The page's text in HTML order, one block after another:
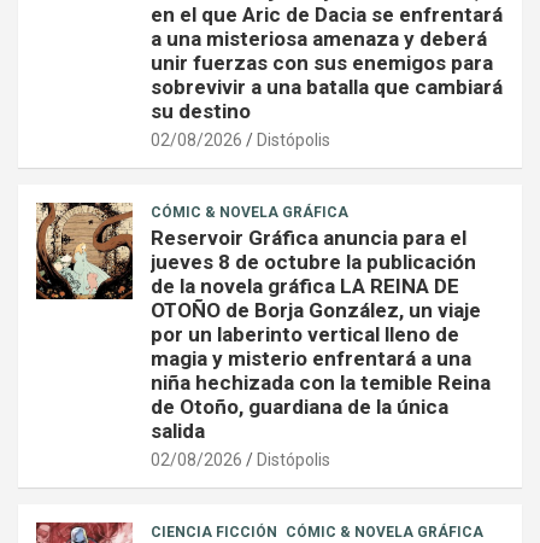
en el que Aric de Dacia se enfrentará
a una misteriosa amenaza y deberá
unir fuerzas con sus enemigos para
sobrevivir a una batalla que cambiará
su destino
02/08/2026 Distópolis
CÓMIC & NOVELA GRÁFICA
Reservoir Gráfica anuncia para el
jueves 8 de octubre la publicación
de la novela gráfica LA REINA DE
OTOÑO de Borja González, un viaje
por un laberinto vertical lleno de
magia y misterio enfrentará a una
niña hechizada con la temible Reina
de Otoño, guardiana de la única
salida
02/08/2026 Distópolis
CIENCIA FICCIÓN CÓMIC & NOVELA GRÁFICA